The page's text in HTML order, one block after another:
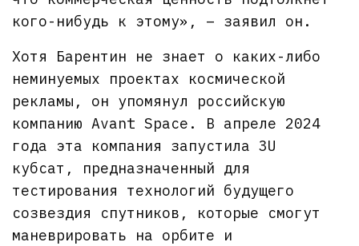
кого-нибудь к этому», – заявил он.
Хотя Барентин не знает о каких-либо
неминуемых проектах космической
рекламы, он упомянул российскую
компанию Avant Space. В апреле 2024
года эта компания запустила 3U
кубсат, предназначенный для
тестирования технологий будущего
созвездия спутников, которые смогут
маневрировать на орбите и